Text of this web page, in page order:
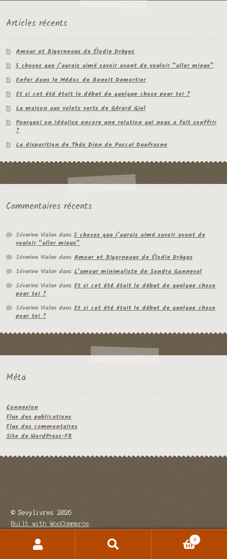
Articles récents
Amour et Bigorneaux de Élodie Drèges
5 choses que j’aurais aimé savoir avant de vouloir “aller mieux”
Enfer dans le Médoc de Benoit Demortier
Et si cet été était le début de quelque chose pour toi ?
La maison aux volets verts de Gérard Giel
Pourquoi on idéalise encore une relation qui nous a fait souffrir
?
La disparition de Thâo Dien de Pascal Daufrasne
Commentaires récents
Séverine Vialon dans5 choses que j’aurais aimé savoir avant de
vouloir “aller mieux”
Séverine Vialon dansAmour et Bigorneaux de Élodie Drèges
Séverine Vialon dansL’amour minimaliste de Sandra Ganneval
Séverine Vialon dansEt si cet été était le début de quelque chose
pour toi ?
Séverine Vialon dansEt si cet été était le début de quelque chose
pour toi ?
Méta
Connexion
Flux des publications
Flux des commentaires
Site de WordPress-FR
© Sevylivres 2026
Built with WooCommerce
Recherche
0